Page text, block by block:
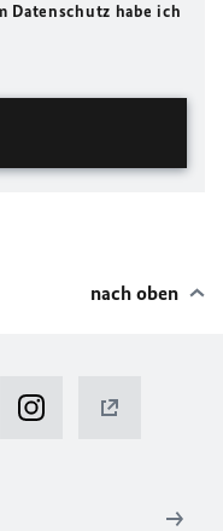
Datenschutz habe ich
nach oben